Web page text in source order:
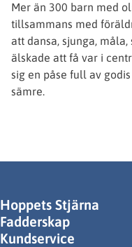
Mer än 300 barn med
tillsammans med
att dansa, sjunga,
älskade att få var i
sig en påse full av
sämre.
Hoppets Stjärna
Fadderskap
Kundservice